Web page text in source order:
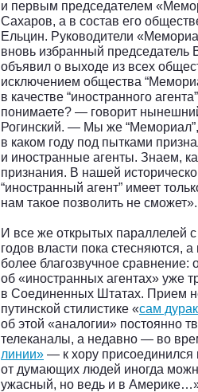
и первым председателем
Сахаров, а в состав его
Ельцин. Руководители
вновь избранный председатель
объявил о выходе из всех
исключением общества
в качестве “иностранного
понимаете? — говорит
Рогинский. — Мы же
в каком году под пытками
и иностранные агенты. Знаем,
признания. В нашей
“иностранный агент” имеет
нам такое позволить не сможет».
И все же открытых параллелей
годов власти пока стесняются,
более благозвучное сравнение:
об «иностранных агентах» уже
в Соединенных Штатах. Прием
путинской стилистике «сам дурак
об этой «аналогии» постоянно
телеканалы, а недавно — во
линии» — к хору
от думающих людей иногда
ужасный, но ведь и в